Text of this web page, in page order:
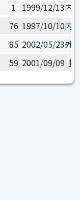
1 1999/12/13内
76 1997/10/10内
85 2002/05/23外
59 2001/09/09 投